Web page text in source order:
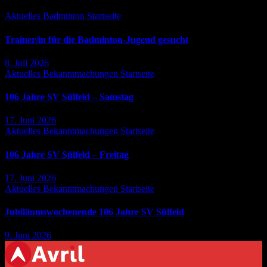
Aktuelles Badminton Startseite
Trainer/in für die Badminton-Jugend gesucht
8. Juli 2026
Aktuelles Bekanntmachungen Startseite
106 Jahre SV Sülfeld – Samstag
17. Juni 2026
Aktuelles Bekanntmachungen Startseite
106 Jahre SV Sülfeld – Freitag
17. Juni 2026
Aktuelles Bekanntmachungen Startseite
Jubiläumswochenende 106 Jahre SV Sülfeld
9. Juni 2026